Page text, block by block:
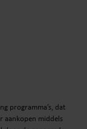
programma’s, dat
aankopen middels